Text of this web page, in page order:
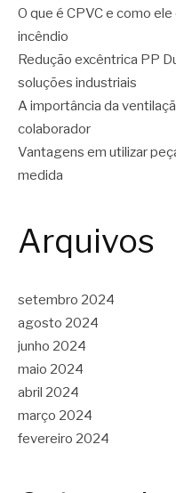
O que é CPVC e como
incêndio
Redução excêntrica PP
soluções industriais
A importância da
colaborador
Vantagens em utilizar
medida
Arquivos
setembro 2024
agosto 2024
junho 2024
maio 2024
abril 2024
março 2024
fevereiro 2024